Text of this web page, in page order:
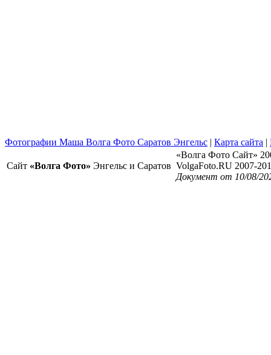
Фотографии Маша Волга Фото Саратов Энгельс | Карта сайта |
Сайт «Волга Фото» Энгельс и Саратов
«Волга Фото Сайт»
VolgaFoto.RU 2007-
Документ от 10/08/